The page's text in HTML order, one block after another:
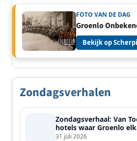
FOTO VAN DE DAG
Groenlo
Bekijk op
Zondagsverhalen
Zondagsverhaal: Van
hotels waar Groenlo
31 juli 2026